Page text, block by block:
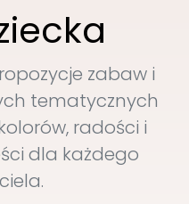
zabaw i
tematycznych
radości i
dla każdego